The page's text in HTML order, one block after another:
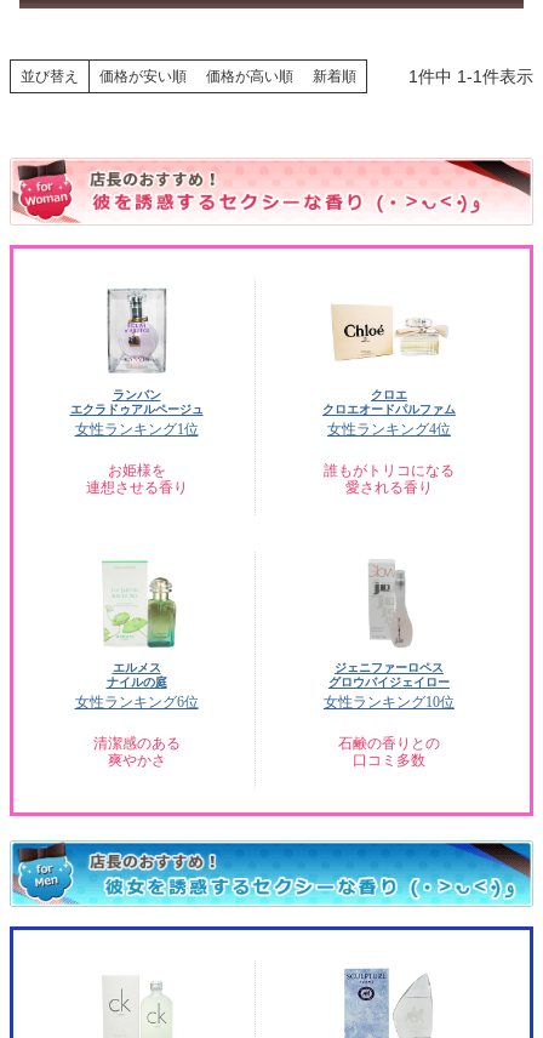
並び替え 価格が安い順 価格が高い順 新着順 1件中 1-1件表示
ランバン
エクラドゥアルページュ
女性ランキング1位
お姫様を
連想させる香り
クロエ
クロエオードパルファム
女性ランキング4位
誰もがトリコになる
愛される香り
エルメス
ナイルの庭
女性ランキング6位
清潔感のある
爽やかさ
ジェニファーロペス
グロウバイジェイロー
女性ランキング10位
石鹸の香りとの
口コミ多数